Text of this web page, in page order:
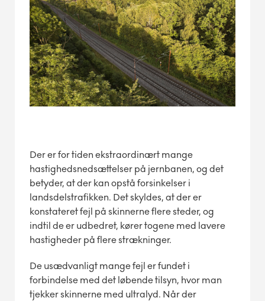
Der er for tiden ekstraordinært mange
hastighedsnedsættelser på jernbanen, og det
betyder, at der kan opstå forsinkelser i
landsdelstrafikken. Det skyldes, at der er
konstateret fejl på skinnerne flere steder, og
indtil de er udbedret, kører togene med lavere
hastigheder på flere strækninger.
De usædvanligt mange fejl er fundet i
forbindelse med det løbende tilsyn, hvor man
tjekker skinnerne med ultralyd. Når der